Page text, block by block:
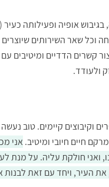
אופיה ופעילותה כעיר
וכל שאר השירותים
הדדיים ומיטיבים עם
ולעודד.
וקיבוצים קיימים. טוב
חיים חיובי ומיטיב. אני
ואני חולקת עליה. על מנת
העיר, ויחד עם זאת לבנות